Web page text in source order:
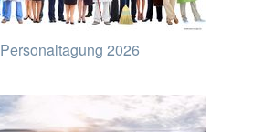
Personaltagung 2026